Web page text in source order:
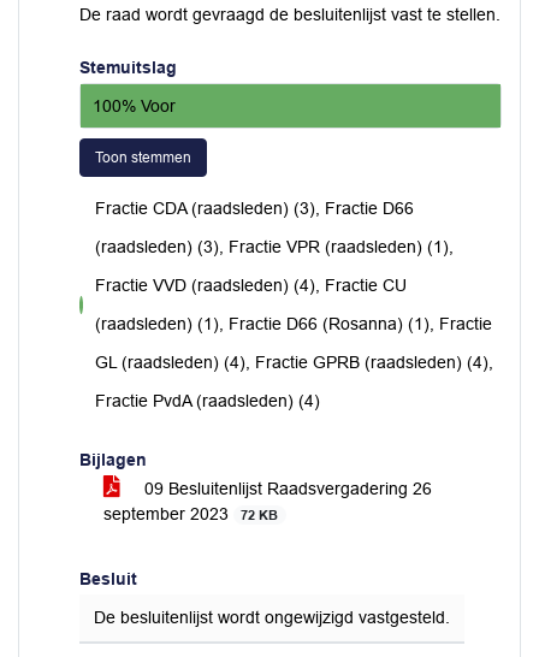
De raad wordt gevraagd de besluitenlijst vast te stellen.
Stemuitslag
100% Voor
Toon stemmen
voor
Fractie CDA (raadsleden) (3), Fractie D66
(raadsleden) (3), Fractie VPR (raadsleden) (1),
Fractie VVD (raadsleden) (4), Fractie CU
(raadsleden) (1), Fractie D66 (Rosanna) (1), Fractie
GL (raadsleden) (4), Fractie GPRB (raadsleden) (4),
Fractie PvdA (raadsleden) (4)
Bijlagen
09 Besluitenlijst Raadsvergadering 26
september 2023
72 KB
Besluit
De besluitenlijst wordt ongewijzigd vastgesteld.